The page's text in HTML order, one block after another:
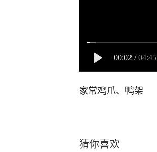
00:02 / 04:45
家常鸡爪、鸭架
猜你喜欢